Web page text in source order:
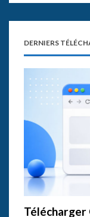
DERNIERS
Télécharger